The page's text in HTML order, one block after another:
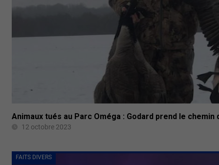
Animaux tués au Parc Oméga : Godard prend le chemin
12 octobre 2023
FAITS DIVERS